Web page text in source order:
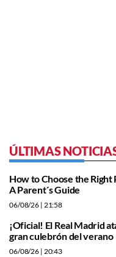
ÚLTIMAS
How to Choose the
A Parent´s Guide
06/08/26 | 21:58
¡Oficial! El Real Madrid
gran culebrón del verano
06/08/26 | 20:43